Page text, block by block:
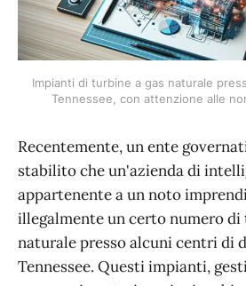
Impianti di turbine a gas naturale
Tennessee, con attenzione alle
Recentemente, un ente
stabilito che un'azienda di
appartenente a un noto
illegalmente un certo numero di
naturale presso alcuni centri di
Tennessee. Questi impianti,